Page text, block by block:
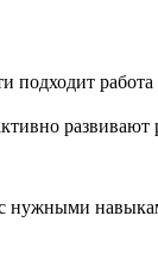
подходит